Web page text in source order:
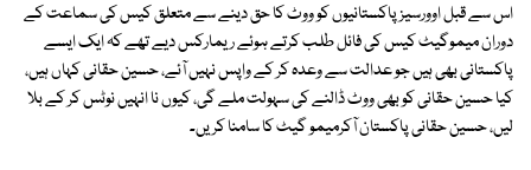
اس سے قبل اوورسیز پاکستانیوں کو ووٹ کا حق دینے سے متعلق کیس کی سماعت کے
دوران میموگیٹ کیس کی فائل طلب کرتے ہوئے ریمارکس دیے تھے کہ ایک ایسے
پاکستانی بھی ہیں جو عدالت سے وعدہ کر کے واپس نہیں آئے، حسین حقانی کہاں ہیں،
کیا حسین حقانی کو بھی ووٹ ڈالنے کی سہولت ملے گی، کیوں نا انہیں نوٹس کر کے بلا
لیں، حسین حقانی پاکستان آکرمیمو گیٹ کا سامنا کریں۔